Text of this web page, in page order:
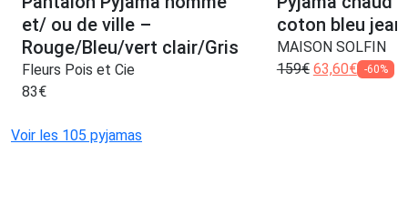
et/ ou de ville –
Rouge/Bleu/vert clair/Gris
Fleurs Pois et Cie
83€
coton bleu jean
MAISON SOLFIN
159€ 63,60€ -60%
Voir les 105 pyjamas